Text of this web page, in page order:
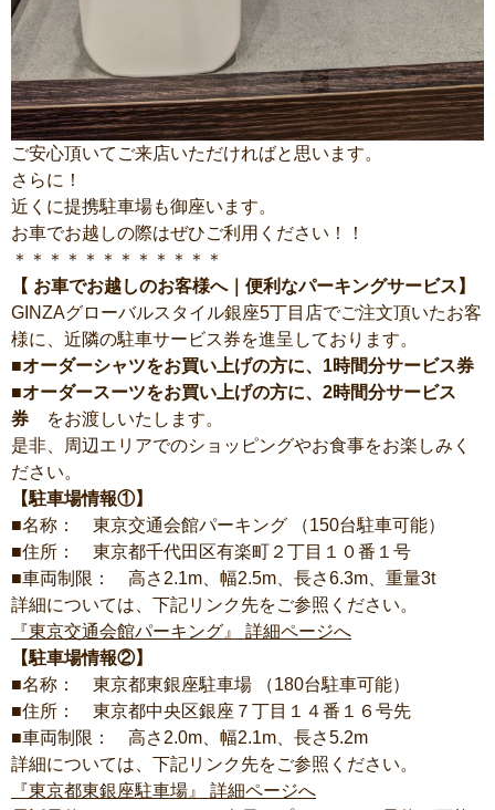
ご安心頂いてご来店いただければと思います。
さらに！
近くに提携駐車場も御座います。
お車でお越しの際はぜひご利用ください！！
＊＊＊＊＊＊＊＊＊＊＊＊
【 お車でお越しのお客様へ｜便利なパーキングサービス】
GINZAグローバルスタイル銀座5丁目店でご注文頂いたお客
様に、近隣の駐車サービス券を進呈しております。
■オーダーシャツをお買い上げの方に、1時間分サービス券
■オーダースーツをお買い上げの方に、2時間分サービス
券 をお渡しいたします。
是非、周辺エリアでのショッピングやお食事をお楽しみく
ださい。
【駐車場情報①】
■名称： 東京交通会館パーキング （150台駐車可能）
■住所： 東京都千代田区有楽町２丁目１０番１号
■車両制限： 高さ2.1m、幅2.5m、長さ6.3m、重量3t
詳細については、下記リンク先をご参照ください。
『東京交通会館パーキング』 詳細ページへ
【駐車場情報②】
■名称： 東京都東銀座駐車場 （180台駐車可能）
■住所： 東京都中央区銀座７丁目１４番１６号先
■車両制限： 高さ2.0m、幅2.1m、長さ5.2m
詳細については、下記リンク先をご参照ください。
『東京都東銀座駐車場』 詳細ページへ